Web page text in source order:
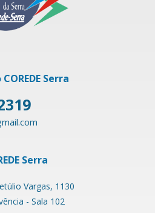
Serra
Serra
Vargas, 1130
- Sala 102